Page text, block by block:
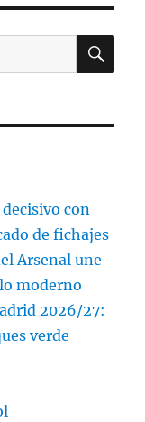
con
de fichajes
Arsenal une
moderno
2026/27:
verde